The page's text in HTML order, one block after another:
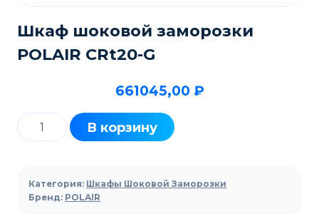
Шкаф шоковой заморозки
POLAIR CRt20-G
661045,00 ₽
Количество
товара
шоковой
заморозки
В корзину
Категория: Шкафы Шоковой Заморозки
Бренд: POLAIR